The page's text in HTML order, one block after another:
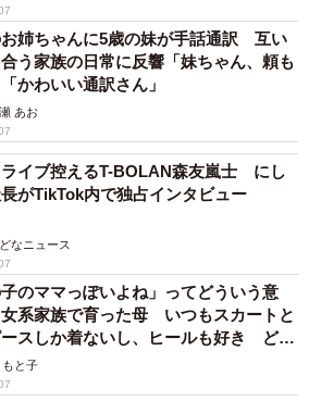
姉ちゃんに5歳の妹が手話通訳 互い
う家族の日常に反響「妹ちゃん、頼も
かわいい通訳さん」
あお
ライブ控えるT-BOLAN森友嵐士 にし
がTikTok内で独占インタビュー
なニュース
子のママっぽいよね」ってどういう意
系家族で育った母 いつもスカートと
ースしか着ないし、ヒールも好き どの
もと子